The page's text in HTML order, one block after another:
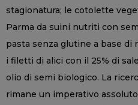
stagionatura; le cotolette
Parma da suini nutriti con
pasta senza glutine a base di
i filetti di alici con il 25% di
olio di semi biologico. La
rimane un imperativo